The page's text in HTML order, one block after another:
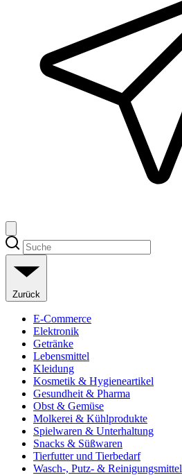
Zurück
E-Commerce
Elektronik
Getränke
Lebensmittel
Kleidung
Kosmetik & Hygieneartikel
Gesundheit & Pharma
Obst & Gemüse
Molkerei & Kühlprodukte
Spielwaren & Unterhaltung
Snacks & Süßwaren
Tierfutter und Tierbedarf
Wasch-, Putz- & Reinigungsmittel